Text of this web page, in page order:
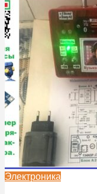
Электроника